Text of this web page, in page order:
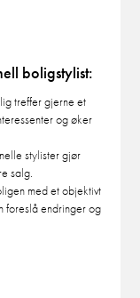
boligstylist:
treffer gjerne et
og øker
stylister gjør
salg.
med et objektivt
foreslå endringer og